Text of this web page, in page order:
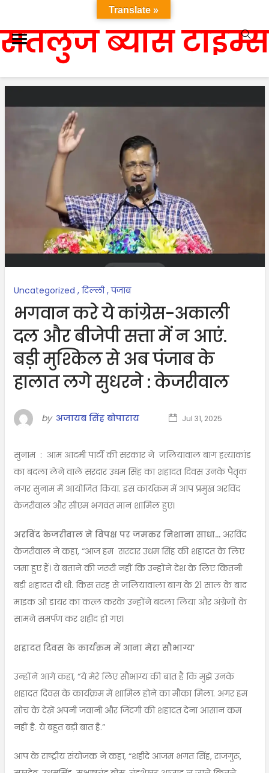
सतलुज ब्यास टाइम्स
Uncategorized , दिल्ली,पंजाब
भगवान करे ये कांग्रेस-अकाली
दल और बीजेपी सत्ता में न आएं.
बड़ी मुश्किल से अब पंजाब के
हालात लगे सुधरने : केजरीवाल
by अजायब सिंह बोपाराय Jul 31, 2025
सुनाम : आम आदमी पार्टी की सरकार ने जलियावाल बाग हत्याकांड
का बदला लेने वाले सरदार उधम सिंह का शहादत दिवस उनके पैतृक
नगर सुनाम में आयोजित किया. इस कार्यक्रम में आप प्रमुख अरविंद
केजरीवाल और सीएम भगवंत मान शामिल हुए।
अरविंद केजरीवाल ने विपक्ष पर जमकर निशाना साधा… अरविंद
केजरीवाल ने कहा, “आज हम सरदार उधम सिंह की शहादत के लिए
जमा हुए हैं। ये बताने की जरूरी नहीं कि उन्होंने देश के लिए कितनी
बड़ी शहादत दी थी. किस तरह से जलियावाला बाग के 21 साल के बाद
माइक ओ डायर का कत्ल करके उन्होंने बदला लिया और अंग्रेजों के
सामने समर्पण कर शहीद हो गए।
शहादत दिवस के कार्यक्रम में आना मेरा सौभाग्य’
उन्होंने आगे कहा, “ये मेरे लिए सौभाग्य की बात है कि मुझे उनके
शहादत दिवस के कार्यक्रम में शामिल होने का मौका मिला. अगर हम
सोच के देखें अपनी जवानी और जिंदगी की शहादत देना आसान कम
नहीं है. ये बहुत बड़ी बात है.”
आप के राष्ट्रीय संयोजक ने कहा, “शहीदे आजम भगत सिंह, राजगुरू,
Translate »